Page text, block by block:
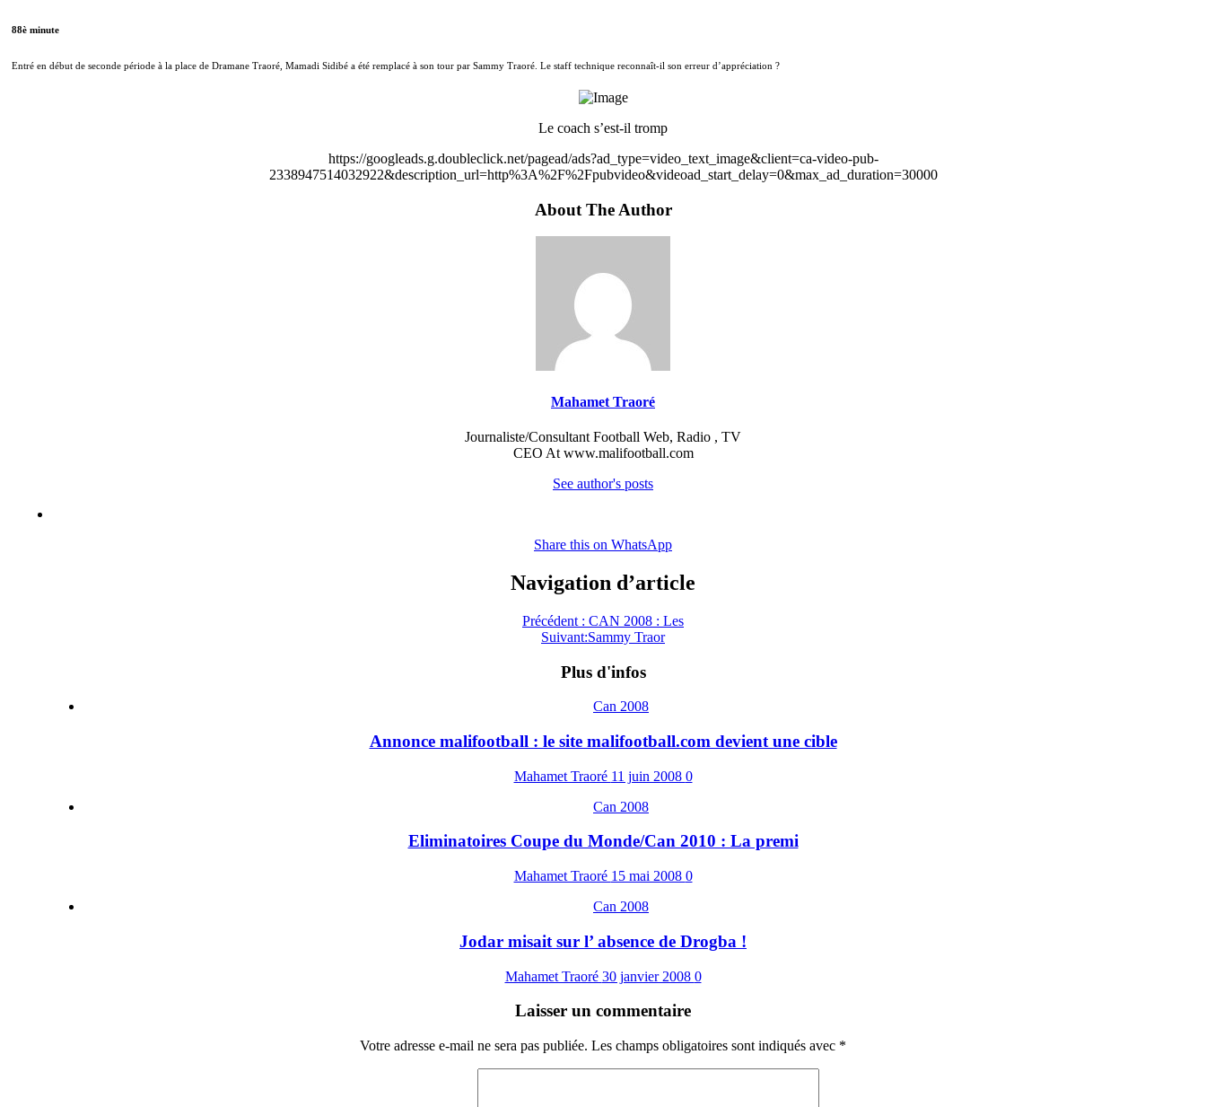
88è minute
Entré en début de seconde période à la place de Dramane Traoré, Mamadi Sidibé a été remplacé à son tour par Sammy Traoré. Le staff technique reconnaît-il son erreur d’appréciation ?
Le coach s’est-il tromp
https://googleads.g.doubleclick.net/pagead/ads?ad_type=video_text_image&client=ca-video-pub-
2338947514032922&description_url=http%3A%2F%2Fpubvideo&videoad_start_delay=0&max_ad_duration=30000
About The Author
Mahamet Traoré
Journaliste/Consultant Football Web, Radio , TV
CEO At www.malifootball.com
See author's posts
Share this on WhatsApp
Navigation d’article
Précédent : CAN 2008 : Les
Suivant:Sammy Traor
Plus d'infos
Can 2008
Annonce malifootball : le site malifootball.com devient une cible
Mahamet Traoré 11 juin 2008 0
Can 2008
Eliminatoires Coupe du Monde/Can 2010 : La premi
Mahamet Traoré 15 mai 2008 0
Can 2008
Jodar misait sur l’ absence de Drogba !
Mahamet Traoré 30 janvier 2008 0
Laisser un commentaire
Votre adresse e-mail ne sera pas publiée. Les champs obligatoires sont indiqués avec *